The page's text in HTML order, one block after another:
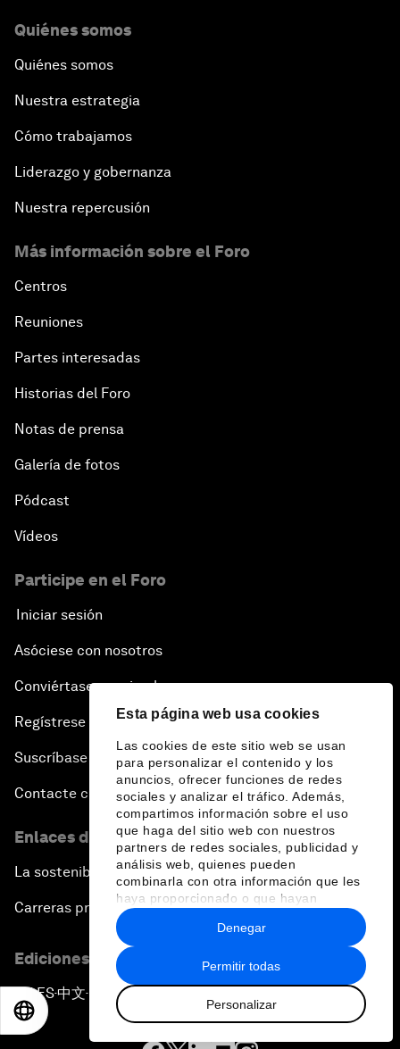
Esta página web usa cookies
Las cookies de este sitio web se usan
para personalizar el contenido y los
anuncios, ofrecer funciones de redes
sociales y analizar el tráfico. Además,
compartimos información sobre el uso
que haga del sitio web con nuestros
partners de redes sociales, publicidad y
análisis web, quienes pueden
combinarla con otra información que les
haya proporcionado o que hayan
recopilado a partir del uso que haya
hecho de sus servicios.
Permitir todas
Personalizar
Denegar
Quiénes somos
Quiénes somos
Nuestra estrategia
Cómo trabajamos
Liderazgo y gobernanza
Nuestra repercusión
Más información sobre el Foro
Centros
Reuniones
Partes interesadas
Historias del Foro
Notas de prensa
Galería de fotos
Pódcast
Vídeos
Participe en el Foro
Iniciar sesión
Asóciese con nosotros
Conviértase en miembro
Regístrese para recibir nuestras notas de prensa
Suscríbase a nuestros boletines
Contacte con nosotros
Enlaces directos
La sostenibilidad en el Foro
Carreras profesionales
Ediciones en otros idiomas
EN▪ES▪中文▪ 日本語